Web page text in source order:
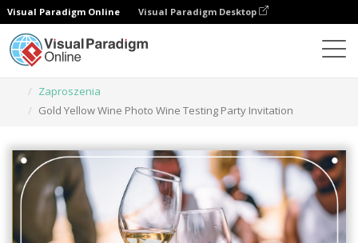
Visual Paradigm Online Visual Paradigm Desktop
Zaproszenia
Gold Yellow Wine Photo Wine Testing Party Invitation